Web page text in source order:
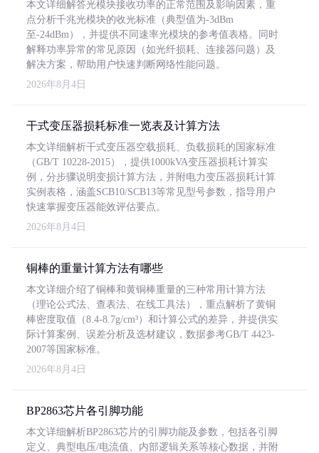
本文详细解答光模块接收功率的正常范围及影响因素，重
点分析千兆光模块的收光标准（典型值为-3dBm
至-24dBm），并提供不同速率光模块的参考值表格。同时
解释功率异常的常见原因（如光纤损耗、连接器问题）及
解决方案，帮助用户快速判断网络性能问题。
2026年8月4日
干式变压器损耗标准一览表及计算方法
本文详细解析干式变压器空载损耗、负载损耗的国家标准
（GB/T 10228-2015），提供1000kVA变压器损耗计算实
例，分步骤说明变损计算方法，并附电力变压器损耗计算
实例表格，涵盖SCB10/SCB13等常见型号参数，指导用户
快速掌握变压器能效评估要点。
2026年8月4日
铜棒的重量计算方法有哪些
本文详细介绍了铜棒和黄铜棒重量的三种常用计算方法
（理论公式法、查表法、在线工具法），重点解析了黄铜
棒密度取值（8.4-8.7g/cm³）和计算公式的差异，并提供实
际计算案例、误差分析及选材建议，数据参考GB/T 4423-
2007等国家标准。
2026年8月4日
BP2863芯片各引脚功能
本文详细解析BP2863芯片的引脚功能及参数，包括各引脚
定义、典型电压/电流值、内部逻辑关系等核心数据，并附